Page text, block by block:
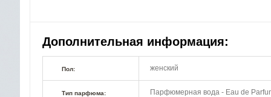
Дополнительная информация:
Пол: женский
Тип парфюма: Парфюмерная вода - Eau de